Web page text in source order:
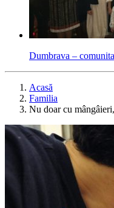
Dumbrava –
Acasă
Familia
Nu doar cu